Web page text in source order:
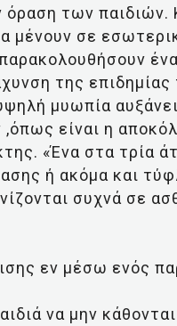
των παιδιών.
μένουν σε
της
μυωπία
είναι η
«Ένα στα τρία
ή ακόμα και
συχνά σε
εν μέσω ενός
να μην